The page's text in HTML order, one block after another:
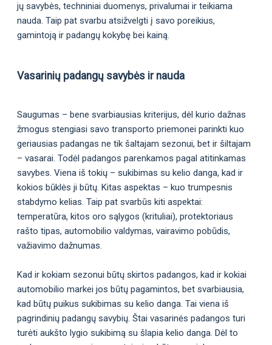
jų savybės, techniniai duomenys, privalumai ir teikiama
nauda. Taip pat svarbu atsižvelgti į savo poreikius,
gamintoją ir padangų kokybę bei kainą.
Vasarinių padangų savybės ir nauda
Saugumas – bene svarbiausias kriterijus, dėl kurio dažnas
žmogus stengiasi savo transporto priemonei parinkti kuo
geriausias padangas ne tik šaltajam sezonui, bet ir šiltajam
– vasarai. Todėl padangos parenkamos pagal atitinkamas
savybes. Viena iš tokių – sukibimas su kelio danga, kad ir
kokios būklės ji būtų. Kitas aspektas – kuo trumpesnis
stabdymo kelias. Taip pat svarbūs kiti aspektai:
temperatūra, kitos oro sąlygos (krituliai), protektoriaus
rašto tipas, automobilio valdymas, vairavimo pobūdis,
važiavimo dažnumas.
Kad ir kokiam sezonui būtų skirtos padangos, kad ir kokiai
automobilio markei jos būtų pagamintos, bet svarbiausia,
kad būtų puikus sukibimas su kelio danga. Tai viena iš
pagrindinių padangų savybių. Štai vasarinės padangos turi
turėti aukšto lygio sukibimą su šlapia kelio danga. Dėl to